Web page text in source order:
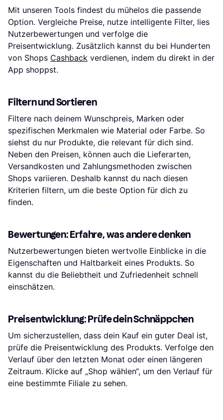
Mit unseren Tools findest du mühelos die passende
Option. Vergleiche Preise, nutze intelligente Filter, lies
Nutzerbewertungen und verfolge die
Preisentwicklung. Zusätzlich kannst du bei Hunderten
von Shops Cashback verdienen, indem du direkt in der
App shoppst.
Filtern und Sortieren
Filtere nach deinem Wunschpreis, Marken oder
spezifischen Merkmalen wie Material oder Farbe. So
siehst du nur Produkte, die relevant für dich sind.
Neben den Preisen, können auch die Lieferarten,
Versandkosten und Zahlungsmethoden zwischen
Shops variieren. Deshalb kannst du nach diesen
Kriterien filtern, um die beste Option für dich zu
finden.
Bewertungen: Erfahre, was andere denken
Nutzerbewertungen bieten wertvolle Einblicke in die
Eigenschaften und Haltbarkeit eines Produkts. So
kannst du die Beliebtheit und Zufriedenheit schnell
einschätzen.
Preisentwicklung: Prüfe dein Schnäppchen
Um sicherzustellen, dass dein Kauf ein guter Deal ist,
prüfe die Preisentwicklung des Produkts. Verfolge den
Verlauf über den letzten Monat oder einen längeren
Zeitraum. Klicke auf „Shop wählen“, um den Verlauf für
eine bestimmte Filiale zu sehen.